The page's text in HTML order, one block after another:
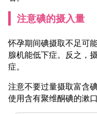
注意碘的摄入量
怀孕期间碘摄取不足可
腺机能低下症。反之，
症。
注意不要过量摄取富含
使用含有聚维酮碘的漱口